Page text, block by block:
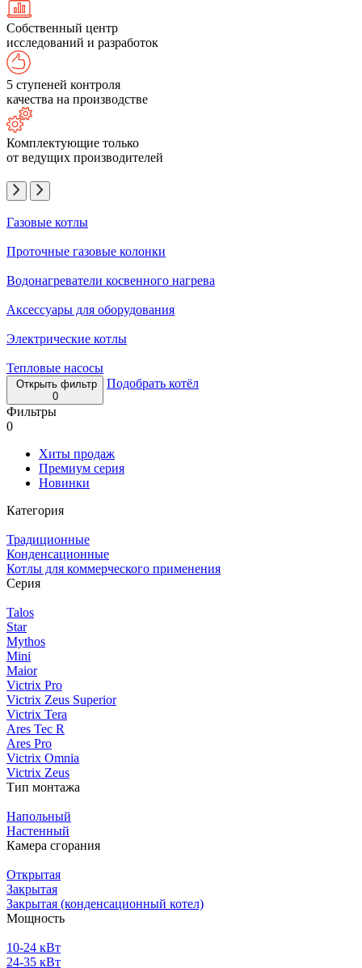
Собственный центр
исследований и разработок
5 ступеней контроля
качества на производстве
Комплектующие только
от ведущих производителей
Газовые котлы
Проточные газовые колонки
Водонагреватели косвенного нагрева
Аксессуары для оборудования
Электрические котлы
Тепловые насосы
Открыть фильтр
0
Подобрать котёл
Фильтры
0
Хиты продаж
Премиум серия
Новинки
Категория
Традиционные
Конденсационные
Котлы для коммерческого применения
Серия
Talos
Star
Mythos
Mini
Maior
Victrix Pro
Victrix Zeus Superior
Victrix Tera
Ares Tec R
Ares Pro
Victrix Omnia
Victrix Zeus
Тип монтажа
Напольный
Настенный
Камера сгорания
Открытая
Закрытая
Закрытая (конденсационный котел)
Мощность
10-24 кВт
24-35 кВт